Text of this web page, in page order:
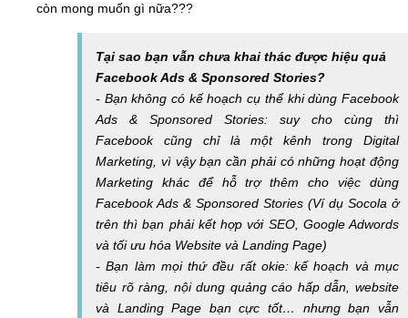
còn mong muốn gì nữa???
Tại sao bạn vẫn chưa khai thác được hiệu quả
Facebook Ads & Sponsored Stories?
- Bạn không có kế hoạch cụ thể khi dùng Facebook
Ads & Sponsored Stories: suy cho cùng thì
Facebook cũng chỉ là một kênh trong Digital
Marketing, vì vậy bạn cần phải có những hoạt động
Marketing khác để hỗ trợ thêm cho việc dùng
Facebook Ads & Sponsored Stories (Ví dụ Socola ở
trên thì bạn phải kết hợp với SEO, Google Adwords
và tối ưu hóa Website và Landing Page)
- Bạn làm mọi thứ đều rất okie: kế hoạch và mục
tiêu rõ ràng, nội dung quảng cáo hấp dẫn, website
và Landing Page bạn cực tốt… nhưng bạn vẫn